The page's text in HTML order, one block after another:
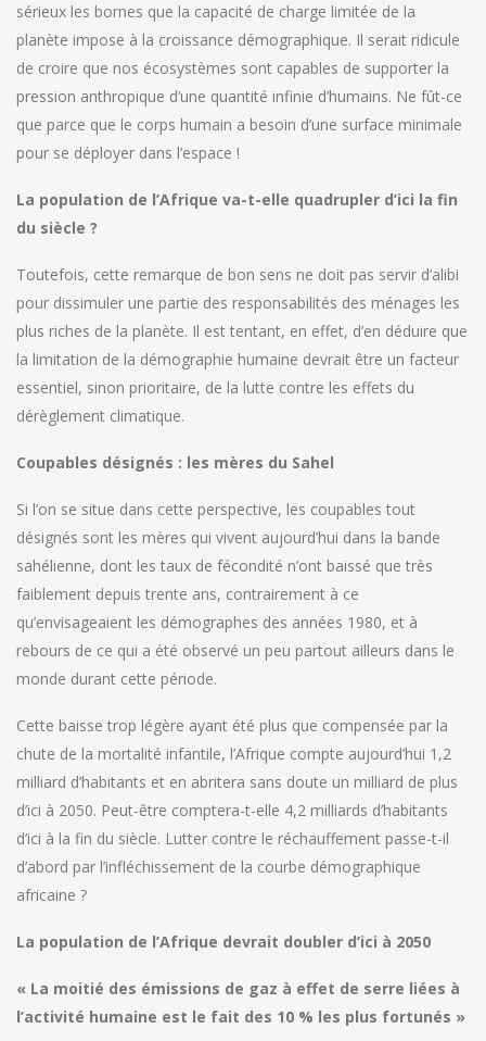
sérieux les bornes que la capacité de charge limitée de la
planète impose à la croissance démographique. Il serait ridicule
de croire que nos écosystèmes sont capables de supporter la
pression anthropique d’une quantité infinie d’humains. Ne fût-ce
que parce que le corps humain a besoin d’une surface minimale
pour se déployer dans l’espace !
La population de l’Afrique va-t-elle quadrupler d’ici la fin
du siècle ?
Toutefois, cette remarque de bon sens ne doit pas servir d’alibi
pour dissimuler une partie des responsabilités des ménages les
plus riches de la planète. Il est tentant, en effet, d’en déduire que
la limitation de la démographie humaine devrait être un facteur
essentiel, sinon prioritaire, de la lutte contre les effets du
dérèglement climatique.
Coupables désignés : les mères du Sahel
Si l’on se situe dans cette perspective, les coupables tout
désignés sont les mères qui vivent aujourd’hui dans la bande
sahélienne, dont les taux de fécondité n’ont baissé que très
faiblement depuis trente ans, contrairement à ce
qu’envisageaient les démographes des années 1980, et à
rebours de ce qui a été observé un peu partout ailleurs dans le
monde durant cette période.
Cette baisse trop légère ayant été plus que compensée par la
chute de la mortalité infantile, l’Afrique compte aujourd’hui 1,2
milliard d’habitants et en abritera sans doute un milliard de plus
d’ici à 2050. Peut-être comptera-t-elle 4,2 milliards d’habitants
d’ici à la fin du siècle. Lutter contre le réchauffement passe-t-il
d’abord par l’infléchissement de la courbe démographique
africaine ?
La population de l’Afrique devrait doubler d’ici à 2050
« La moitié des émissions de gaz à effet de serre liées à
l’activité humaine est le fait des 10 % les plus fortunés »